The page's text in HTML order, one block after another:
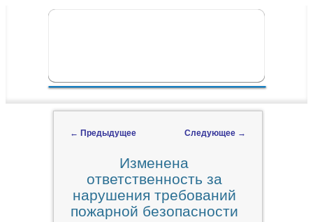
ГЛАВНОЕ МЕНЮ
← Предыдущее Следующее →
Изменена
ответственность за
нарушения требований
пожарной безопасности